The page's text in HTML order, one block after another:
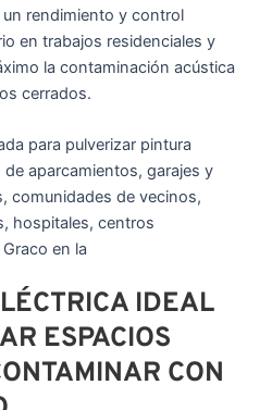
rendimiento y control
en trabajos residenciales y
la contaminación acústica
cerrados.
para pulverizar pintura
aparcamientos, garajes y
comunidades de vecinos,
hospitales, centros
en la
IDEAL
ESPACIOS
CON